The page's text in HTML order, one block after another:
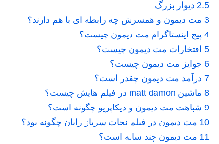
2.5 دیوار بزرگ
3 مت دیمون و همسرش چه رابطه ای با هم دارند؟
4 پیج اینستاگرام مت دیمون چیست؟
5 افتخارات مت دیمون چیست؟
6 جوایز مت دیمون چیست؟
7 درآمد مت دیمون چقدر است؟
8 ماشین matt damon در فیلم هایش چیست؟
9 شباهت مت دیمون و دیکاپریو چگونه است؟
10 مت دیمون در فیلم نجات سرباز رایان چگونه بود؟
11 مت دیمون چند ساله است؟